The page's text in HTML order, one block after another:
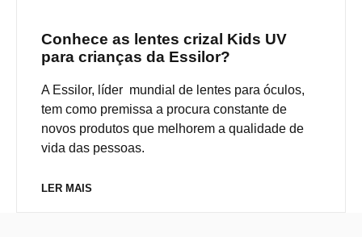
Conhece as lentes crizal Kids UV
para crianças da Essilor?
A Essilor, líder mundial de lentes para óculos,
tem como premissa a procura constante de
novos produtos que melhorem a qualidade de
vida das pessoas.
LER MAIS